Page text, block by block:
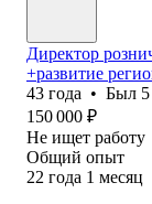
Директор
+развитие
43 года • Был
150 000 ₽
Не ищет работу
Общий опыт
22 года 1 месяц